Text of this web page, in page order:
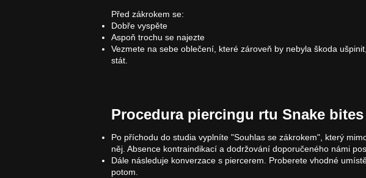
Před zákrokem se:
Dobře vyspěte
Aspoň trochu se najezte
Vezmete na sebe oblečení, které zároveň by nebyla škoda
stát.
Procedura piercingu rtu Snake bites
Po příchodu do studia vyplníte "Souhlas se zákrokem", který
něj. Absence kontraindikací a dodržování doporučeného námi
Dále následuje konverzace s piercerem. Proberete vhodné
potom.